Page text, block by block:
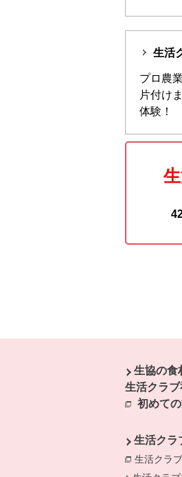
生活
プロ農
片付け
体験！
生協の食
生活クラ
初めて
生活クラ
生活クラ